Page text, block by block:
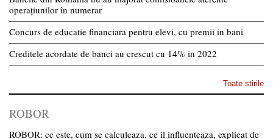
operațiunilor în numerar
Concurs de educatie financiara pentru elevi, cu premii in bani
Creditele acordate de banci au crescut cu 14% in 2022
Toate stirile
ROBOR
ROBOR: ce este, cum se calculeaza, ce il influenteaza, explicat de